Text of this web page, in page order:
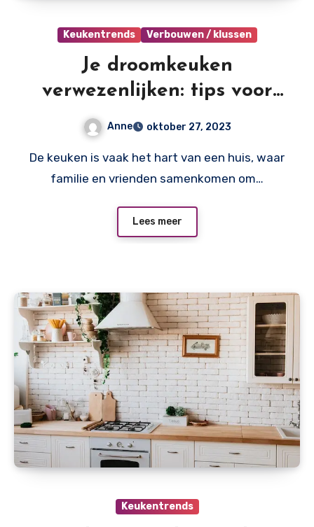
Keukentrends Verbouwen / klussen
Je droomkeuken
verwezenlijken: tips voor
het bekostigen van een
nieuwe keuken
Anne oktober 27, 2023
De keuken is vaak het hart van een huis, waar
familie en vrienden samenkomen om…
Lees meer
Keukentrends